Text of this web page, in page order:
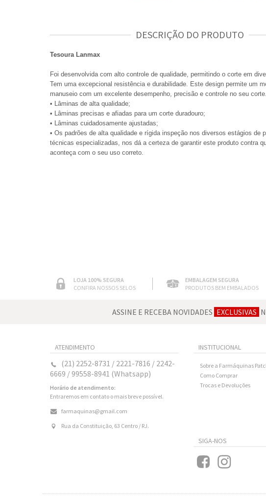
DESCRIÇÃO DO PRODUTO
Tesoura Lanmax
Foi desenvolvida com alto controle de qualidade, permitindo o corte em
Tem uma excepcional resistência e durabilidade. Este design permite um
manuseio com um excelente desempenho, precisão e controle no seu corte.
• Lâminas de alta qualidade;
• Lâminas precisas e afiadas para um corte duradouro;
• Lâminas cuidadosamente ajustadas;
• Os padrões de alta qualidade e rígida inspeção nos diversos estágios de
técnicas especializadas, nos dá a certeza de garantir este produto contra
aconteça com o seu uso correto.
LOJA 100% SEGURA
CONFIRA NOSSOS SELOS
EMBALAGEM SEGURA
PRODUTOS BEM EMBALADOS
ASSINE E RECEBA NOVIDADES EXCLUSIVAS
ATENDIMENTO
(21) 2252-8731 / 2221-7816 / 2242-
6669 / 99558-8941 (Whatsapp)
Horário de atendimento:
Entraremos em contato o mais breve possível.
farmaquinas@gmail.com
Rua da Constituição, 63 Centro / RJ.
INSTITUCIONAL
Sobre a Farmáquinas
Como Comprar
Trocas e Devoluções
SIGA-NOS